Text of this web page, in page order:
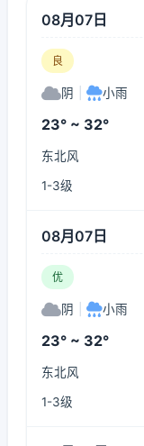
08月07日
良
阴 小雨
23° ~ 32°
东北风
1-3级
08月07日
优
阴 小雨
23° ~ 32°
东北风
1-3级